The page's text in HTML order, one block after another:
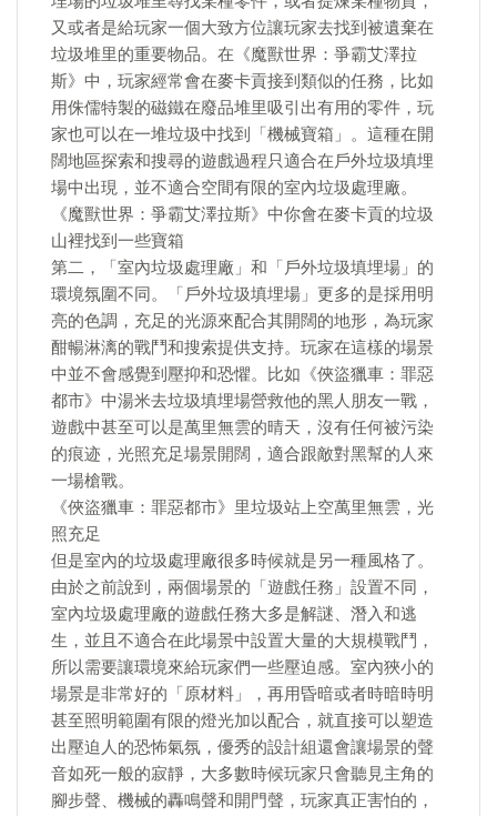
又或者是給玩家一個大致方位讓玩家去找到被遺棄在
垃圾堆里的重要物品。在《魔獸世界：爭霸艾澤拉
斯》中，玩家經常會在麥卡貢接到類似的任務，比如
用侏儒特製的磁鐵在廢品堆里吸引出有用的零件，玩
家也可以在一堆垃圾中找到「機械寶箱」。這種在開
闊地區探索和搜尋的遊戲過程只適合在戶外垃圾填埋
場中出現，並不適合空間有限的室內垃圾處理廠。
《魔獸世界：爭霸艾澤拉斯》中你會在麥卡貢的垃圾
山裡找到一些寶箱
第二，「室內垃圾處理廠」和「戶外垃圾填埋場」的
環境氛圍不同。「戶外垃圾填埋場」更多的是採用明
亮的色調，充足的光源來配合其開闊的地形，為玩家
酣暢淋漓的戰鬥和搜索提供支持。玩家在這樣的場景
中並不會感覺到壓抑和恐懼。比如《俠盜獵車：罪惡
都市》中湯米去垃圾填埋場營救他的黑人朋友一戰，
遊戲中甚至可以是萬里無雲的晴天，沒有任何被污染
的痕迹，光照充足場景開闊，適合跟敵對黑幫的人來
一場槍戰。
《俠盜獵車：罪惡都市》里垃圾站上空萬里無雲，光
照充足
但是室內的垃圾處理廠很多時候就是另一種風格了。
由於之前說到，兩個場景的「遊戲任務」設置不同，
室內垃圾處理廠的遊戲任務大多是解謎、潛入和逃
生，並且不適合在此場景中設置大量的大規模戰鬥，
所以需要讓環境來給玩家們一些壓迫感。室內狹小的
場景是非常好的「原材料」，再用昏暗或者時暗時明
甚至照明範圍有限的燈光加以配合，就直接可以塑造
出壓迫人的恐怖氣氛，優秀的設計組還會讓場景的聲
音如死一般的寂靜，大多數時候玩家只會聽見主角的
腳步聲、機械的轟鳴聲和開門聲，玩家真正害怕的，